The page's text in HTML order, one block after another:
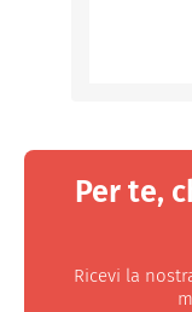
Per te,
Ricevi la